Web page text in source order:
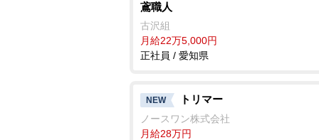
鳶職人
古沢組
月給22万5,000円
正社員 / 愛知県
NEW トリマー
ノースワン株式会社
月給28万円